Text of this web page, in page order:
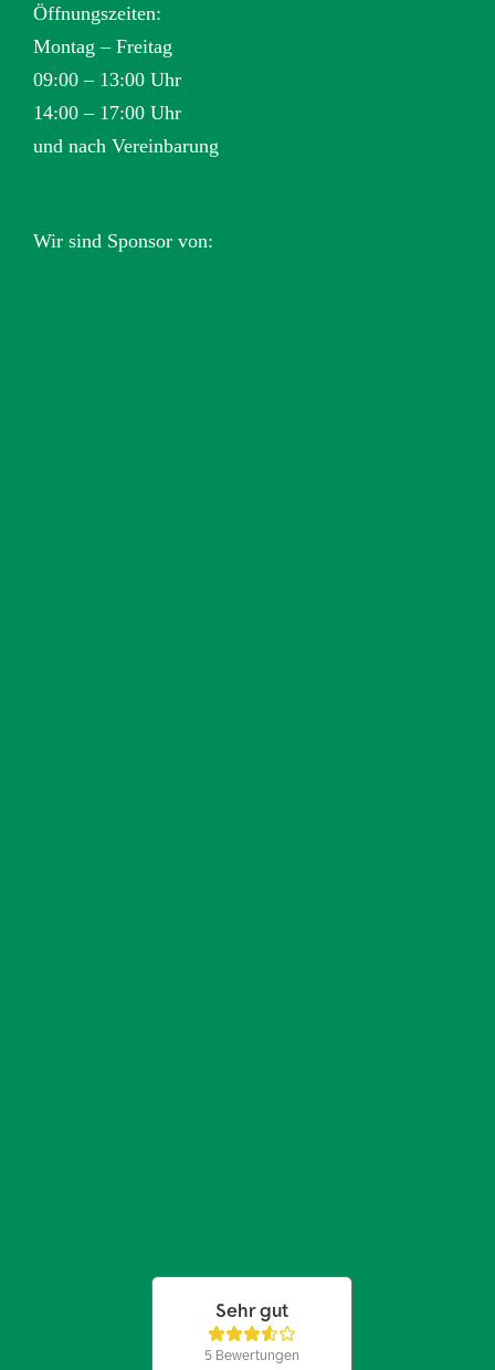
Öffnungszeiten:
Montag – Freitag
09:00 – 13:00 Uhr
14:00 – 17:00 Uhr
und nach Vereinbarung
Wir sind Sponsor von: